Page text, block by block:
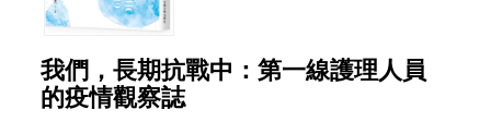
我們，長期抗戰中：第一線護理人員
的疫情觀察誌